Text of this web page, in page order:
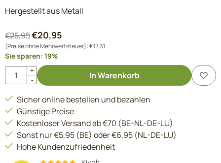
Hergestellt aus Metall
€25,95€20,95
(Preise ohne Mehrwertsteuer):€17,31
Sie sparen: 19%
Anzahl
+
-
In Warenkorb
Sicher online bestellen und bezahlen
Günstige Preise
Kostenloser Versand ab €70 (BE-NL-DE-LU)
Sonst nur €5,95 (BE) oder €6,95 (NL-DE-LU)
Hohe Kundenzufriedenheit